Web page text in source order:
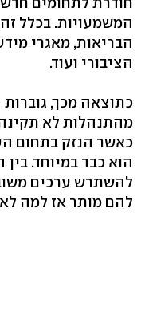
המשמעויות. בכלל
הבריאות, מאגרי
הציבורי ועוד.
כתוצאה מכך,
מהתנהלות לא תקינה
כאשר הנזק בתחום
הוא כבד במיוחד.
להשתרש ערכים
להם מותר אז למה